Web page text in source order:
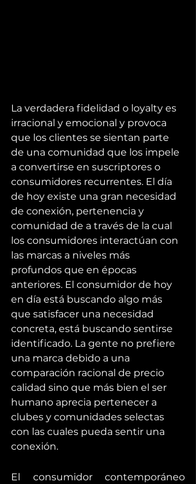
La verdadera fidelidad o loyalty es
irracional y emocional y provoca
que los clientes se sientan parte
de una comunidad que los impele
a convertirse en suscriptores o
consumidores recurrentes. El día
de hoy existe una gran necesidad
de conexión, pertenencia y
comunidad de a través de la cual
los consumidores interactúan con
las marcas a niveles más
profundos que en épocas
anteriores. El consumidor de hoy
en día está buscando algo más
que satisfacer una necesidad
concreta, está buscando sentirse
identificado. La gente no prefiere
una marca debido a una
comparación racional de precio
calidad sino que más bien el ser
humano aprecia pertenecer a
clubes y comunidades selectas
con las cuales pueda sentir una
conexión.
El consumidor contemporáneo